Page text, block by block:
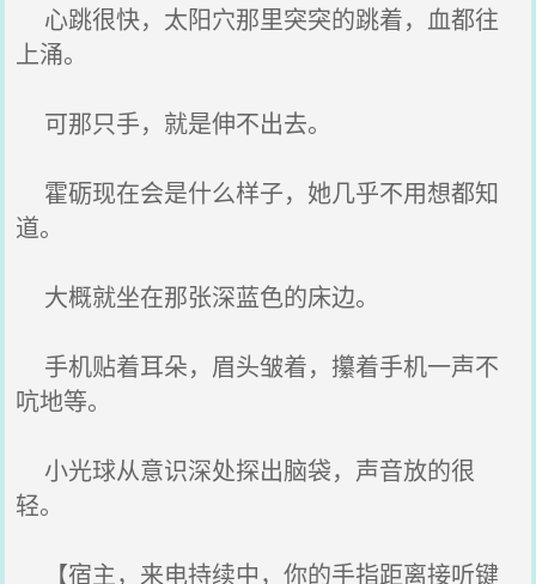
心跳很快，太阳穴那里突突的跳着，血都往
上涌。
可那只手，就是伸不出去。
霍砺现在会是什么样子，她几乎不用想都知
道。
大概就坐在那张深蓝色的床边。
手机贴着耳朵，眉头皱着，攥着手机一声不
吭地等。
小光球从意识深处探出脑袋，声音放的很
轻。
【宿主，来电持续中，你的手指距离接听键